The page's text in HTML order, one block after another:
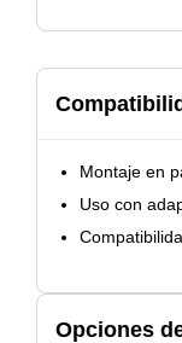
Montaje en
Uso con
Opciones